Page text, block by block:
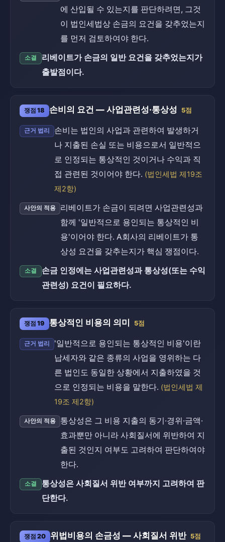
에 산입될 수 있는지를 판단하려면, 그것
이 법인세법상 손금의 요건을 갖추었는지
를 먼저 검토하여야 한다.
소결
리베이트가 손금의 일반 요건을 갖추었는지가
출발점이다.
쟁점 18 손비의 요건 — 사업관련성·통상성 5점
근거 법리
손비는 법인의 사업과 관련하여 발생하거
나 지출된 손실 또는 비용으로서 일반적으
로 인정되는 통상적인 것이거나 수익과 직
접 관련된 것이어야 한다. (법인세법 제19조
제2항)
사안의 적용
리베이트가 손금이 되려면 사업관련성과
함께 '일반적으로 용인되는 통상적인 비
용'이어야 한다. A회사의 리베이트가 통
상성 요건을 갖추는지가 핵심 쟁점이다.
소결
손금 인정에는 사업관련성과 통상성(또는 수익
관련성) 요건이 필요하다.
쟁점 19 통상적인 비용의 의미 5점
근거 법리
'일반적으로 용인되는 통상적인 비용'이란
납세자와 같은 종류의 사업을 영위하는 다
른 법인도 동일한 상황에서 지출하였을 것
으로 인정되는 비용을 말한다. (법인세법 제
19조 제2항)
사안의 적용
통상성은 그 비용 지출의 동기·경위·금액·
효과뿐만 아니라 사회질서에 위반하여 지
출된 것인지 여부도 고려하여 판단하여야
한다.
소결
통상성은 사회질서 위반 여부까지 고려하여 판
단한다.
쟁점 20 위법비용의 손금성 — 사회질서 위반 5점